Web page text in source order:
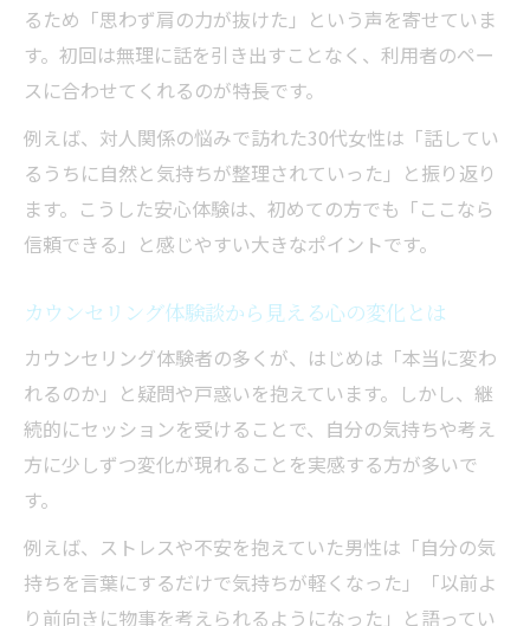
るため「思わず肩の力が抜けた」という声を寄せていま
す。初回は無理に話を引き出すことなく、利用者のペー
スに合わせてくれるのが特長です。
例えば、対人関係の悩みで訪れた30代女性は「話してい
るうちに自然と気持ちが整理されていった」と振り返り
ます。こうした安心体験は、初めての方でも「ここなら
信頼できる」と感じやすい大きなポイントです。
カウンセリング体験談から見える心の変化とは
カウンセリング体験者の多くが、はじめは「本当に変わ
れるのか」と疑問や戸惑いを抱えています。しかし、継
続的にセッションを受けることで、自分の気持ちや考え
方に少しずつ変化が現れることを実感する方が多いで
す。
例えば、ストレスや不安を抱えていた男性は「自分の気
持ちを言葉にするだけで気持ちが軽くなった」「以前よ
り前向きに物事を考えられるようになった」と語ってい